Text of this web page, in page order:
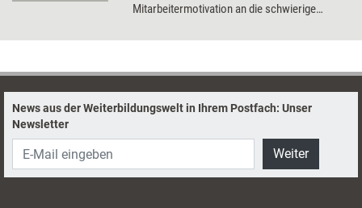
Mitarbeitermotivation an die schwierige
Zukunft gut aufgestellt zu sein. Unser Dossier
erfolgserprobte Beispiele aus der Natur.
News aus der Weiterbildungswelt in Ihrem Postfach: Unser
Newsletter
Weiter